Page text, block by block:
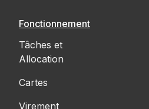
Fonctionnement
Tâches et
Allocation
Cartes
Virement